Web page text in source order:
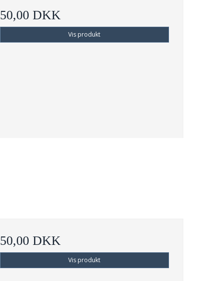
50,00 DKK
Vis produkt
50,00 DKK
Vis produkt